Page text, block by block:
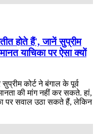
होते हैं', जानें सुप्रीम
याचिका पर ऐसा क्यों
कोर्ट ने बंगाल के पूर्व
की मांग नहीं कर सकते. हां,
पर सवाल उठा सकते हैं, लेकिन